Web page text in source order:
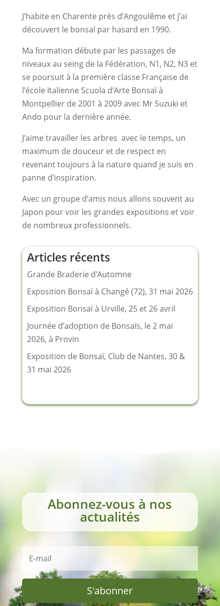
J’habite en Charente près d’Angoulême et j’ai
découvert le bonsaï par hasard en 1990.
Ma formation débute par les passages de
niveaux au seing de la Fédération, N1, N2, N3 et
se poursuit à la première classe Française de
l’école Italienne Scuola d’Arte Bonsaï à
Montpellier de 2001 à 2009 avec Mr Suzuki et
Ando pour la dernière année.
J’aime travailler les arbres avec le temps, un
maximum de douceur et de respect en
revenant toujours à la nature quand je suis en
panne d’inspiration.
Avec un groupe d’amis nous allons souvent au
Japon pour voir les grandes expositions et voir
de nombreux professionnels.
Articles récents
Grande Braderie d’Automne
Exposition Bonsaï à Changé (72), 31 mai 2026
Exposition Bonsaï à Urville, 25 et 26 avril
Journée d’adoption de Bonsaïs, le 2 mai
2026, à Provin
Exposition de Bonsaï, Club de Nantes, 30 &
31 mai 2026
Abonnez-vous à nos
actualités
S'abonner